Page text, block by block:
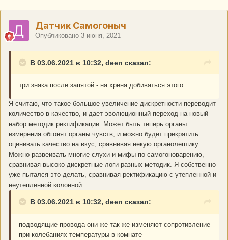
Датчик Самогоныч
Опубликовано 3 июня, 2021
В 03.06.2021 в 10:32, deen сказал:
три знака после запятой - на хрена добиваться этого
Я считаю, что такое большое увеличение дискретности переводит
количество в качество, и дает эволюционный переход на новый
набор методик ректификации. Может быть теперь органы
измерения обгонят органы чувств, и можно будет прекратить
оценивать качество на вкус, сравнивая некую органолептику.
Можно развеивать многие слухи и мифы по самогоноварению,
сравнивая высоко дискретные логи разных методик. Я собственно
уже пытался это делать, сравнивая ректификацию с утепленной и
неутепленной колонной.
В 03.06.2021 в 10:32, deen сказал:
подводящие провода они же так же изменяют сопротивление
при колебаниях температуры в комнате